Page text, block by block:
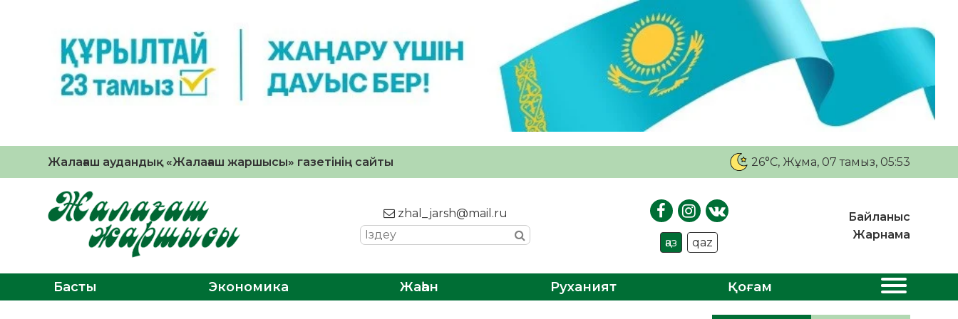
Жалағаш аудандық «Жалағаш жаршысы» газетінің сайты 26°C, Жұма, 07 тамыз, 05:53
zhal_jarsh@mail.ru
қаз qaz
Байланыс
Жарнама
Басты Экономика Жаһан Руханият Қоғам